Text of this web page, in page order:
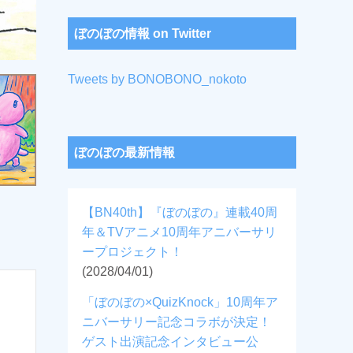
ぼのぼの情報 on Twitter
Tweets by BONOBONO_nokoto
ぼのぼの最新情報
【BN40th】『ぼのぼの』連載40周
年＆TVアニメ10周年アニバーサリ
ープロジェクト！
(2028/04/01)
「ぼのぼの×QuizKnock」10周年ア
ニバーサリー記念コラボが決定！
ゲスト出演記念インタビュー公